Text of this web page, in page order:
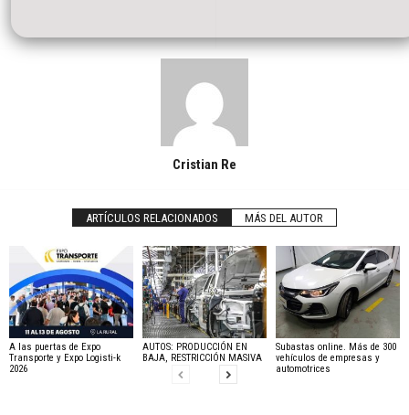
Cristian Re
ARTÍCULOS RELACIONADOS MÁS DEL AUTOR
A las puertas de Expo
Transporte y Expo Logisti-k
2026
AUTOS: PRODUCCIÓN EN
BAJA, RESTRICCIÓN MASIVA
Subastas online. Más de 300
vehículos de empresas y
automotrices